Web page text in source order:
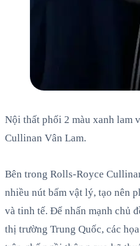
Nội thất phối 2 màu xanh lam
Cullinan Vân Lam.
Bên trong Rolls-Royce
nhiều nút bấm vật lý, tạo nên
và tinh tế. Để nhấn mạnh chủ
thị trường Trung Quốc, các